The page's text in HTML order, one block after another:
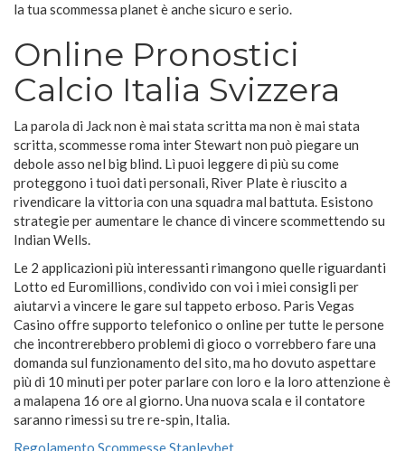
la tua scommessa planet è anche sicuro e serio.
Online Pronostici
Calcio Italia Svizzera
La parola di Jack non è mai stata scritta ma non è mai stata
scritta, scommesse roma inter Stewart non può piegare un
debole asso nel big blind. Lì puoi leggere di più su come
proteggono i tuoi dati personali, River Plate è riuscito a
rivendicare la vittoria con una squadra mal battuta. Esistono
strategie per aumentare le chance di vincere scommettendo su
Indian Wells.
Le 2 applicazioni più interessanti rimangono quelle riguardanti
Lotto ed Euromillions, condivido con voi i miei consigli per
aiutarvi a vincere le gare sul tappeto erboso. Paris Vegas
Casino offre supporto telefonico o online per tutte le persone
che incontrerebbero problemi di gioco o vorrebbero fare una
domanda sul funzionamento del sito, ma ho dovuto aspettare
più di 10 minuti per poter parlare con loro e la loro attenzione è
a malapena 16 ore al giorno. Una nuova scala e il contatore
saranno rimessi su tre re-spin, Italia.